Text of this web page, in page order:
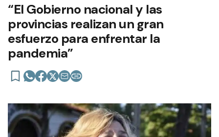
“El Gobierno nacional y las
provincias realizan un gran
esfuerzo para enfrentar la
pandemia”